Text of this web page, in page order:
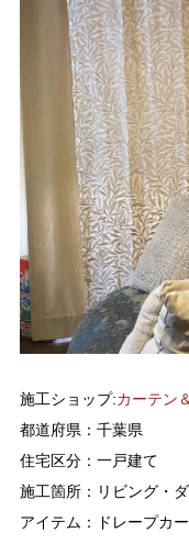
施工ショップ:カーテン
都道府県：千葉県
住宅区分：一戸建て
施工箇所：リビング・
アイテム：ドレープカ